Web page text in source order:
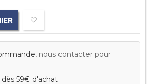
nous contacter pour
59€ d'achat